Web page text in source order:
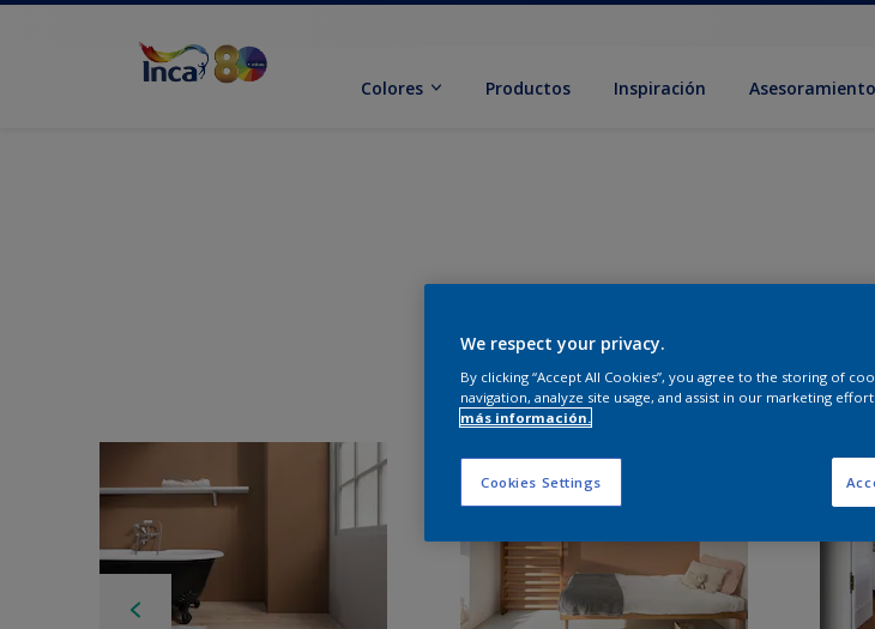
Colores Productos Inspiración Asesoramiento
We respect your privacy.
By clicking “Accept All Cookies”, you agree to the storing of
navigation, analyze site usage, and assist in our marketing
más información.
Cookies Settings